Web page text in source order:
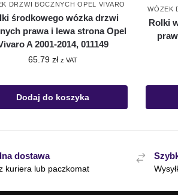
DRZWI BOCZNYCH OPEL VIVARO
środkowego wózka drzwi
prawa i lewa strona Opel
A 2001-2014, 011149
65.79zł z VAT
Dodaj do koszyka
WÓZEK
Rolki
dostawa
kuriera lub paczkomat